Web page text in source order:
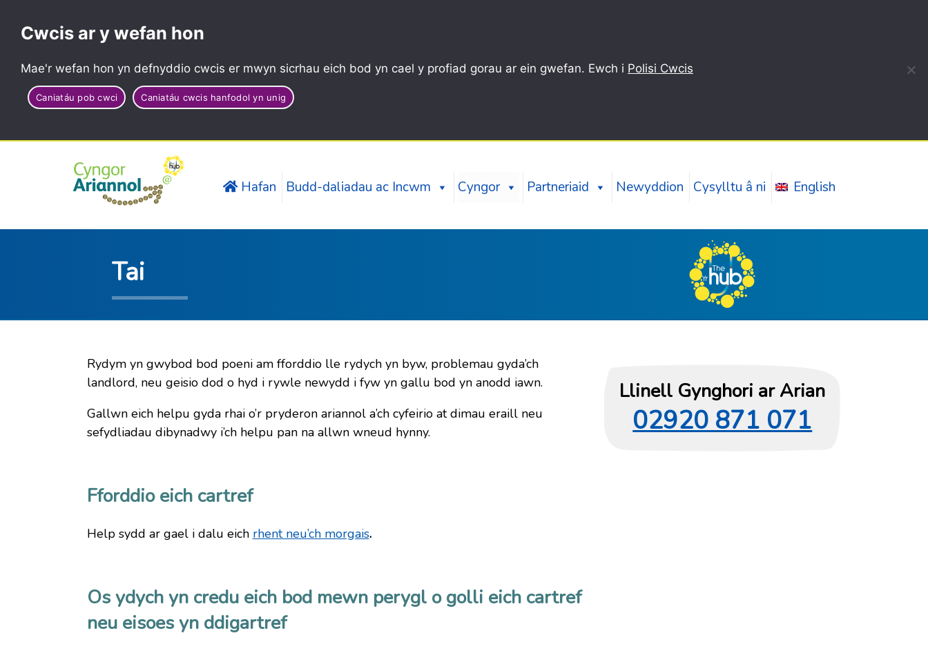
Cwcis ar y wefan hon
Mae'r wefan hon yn defnyddio cwcis er mwyn sicrhau eich bod yn cael y profiad gorau ar ein gwefan. Ewch i Polisi Cwcis
Caniatáu pob cwci Caniatáu cwcis hanfodol yn unig
Hafan Budd-daliadau ac Incwm Cyngor Partneriaid Newyddion Cysylltu â ni English
Tai
Rydym yn gwybod bod poeni am fforddio lle rydych yn byw, problemau gyda’ch
landlord, neu geisio dod o hyd i rywle newydd i fyw yn gallu bod yn anodd iawn.
Gallwn eich helpu gyda rhai o’r pryderon ariannol a’ch cyfeirio at dimau eraill neu
sefydliadau dibynadwy i’ch helpu pan na allwn wneud hynny.
Fforddio eich cartref
Help sydd ar gael i dalu eich rhent neu’ch morgais.
Os ydych yn credu eich bod mewn perygl o golli eich cartref
neu eisoes yn ddigartref
Llinell Gynghori ar Arian
02920 871 071